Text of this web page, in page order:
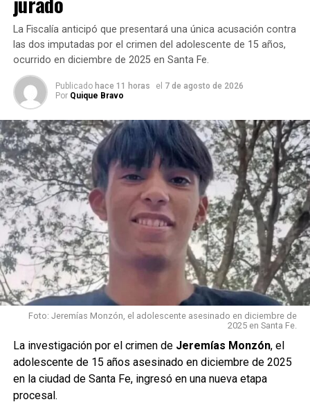
Una de las principales hipótesis que se intenta determinar
es si el cuerpo corresponde aFernando Cappi, de 32
años, quien desapareció el jueves por la tarde en el paraje
El Chaquito, mientras practicaba kitesurf.
Hasta el momento,la identidad del cuerpo no fue
confirmada oficialmente
Los
investigadores trabajan en el lugar para avanzar con las
pericias correspondientes y determinar si existe relación
con la desaparición del deportista.
La información se encuentra en desarrollo.Se
aguardan datos oficiales sobre la identidad de la persona
La Fiscalía anticipó que presentará una única acusación contra
las dos imputadas por el crimen del adolescente de 15 años,
ocurrido en diciembre de 2025 en Santa Fe.
Publicado hace 11 horas el 7 de agosto de 2026
Por Quique Bravo
Foto: Jeremías Monzón, el adolescente asesinado en diciembre de
2025 en Santa Fe.
La investigación por el crimen de Jeremías Monzón, el
adolescente de 15 años asesinado en diciembre de 2025
en la ciudad de Santa Fe, ingresó en una nueva etapa
procesal.